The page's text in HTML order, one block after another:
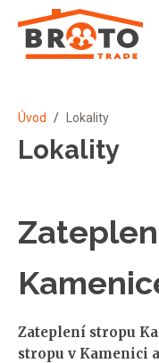
Úvod / Lokality
Lokality
Zateplení stropu
stropu v Kamenici